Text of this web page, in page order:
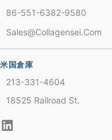
86-551-6382-9580
Sales@collagensei.com
米国倉庫
213-331-4604
18525 Railroad St.